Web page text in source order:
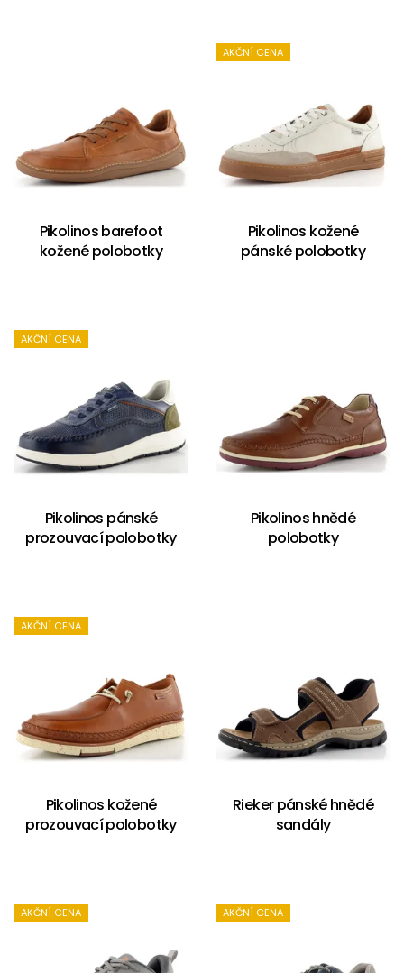
Pikolinos barefoot
kožené polobotky
AKČNÍ CENA
Pikolinos kožené
pánské polobotky
AKČNÍ CENA
Pikolinos pánské
prozouvací polobotky
Pikolinos hnědé
polobotky
AKČNÍ CENA
Pikolinos kožené
prozouvací polobotky
Rieker pánské hnědé
sandály
AKČNÍ CENA AKČNÍ CENA